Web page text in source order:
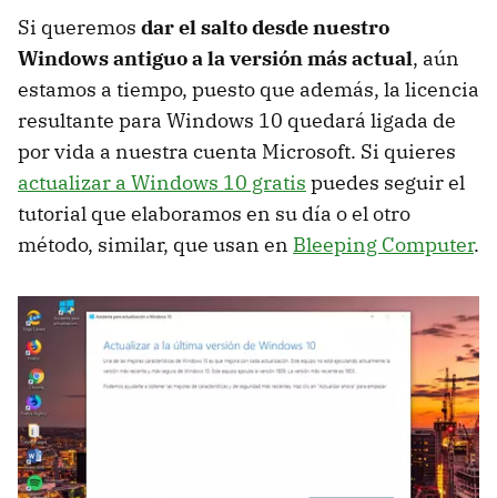
Si queremos dar el salto desde nuestro
Windows antiguo a la versión más actual, aún
estamos a tiempo, puesto que además, la licencia
resultante para Windows 10 quedará ligada de
por vida a nuestra cuenta Microsoft. Si quieres
actualizar a Windows 10 gratis puedes seguir el
tutorial que elaboramos en su día o el otro
método, similar, que usan en Bleeping Computer.